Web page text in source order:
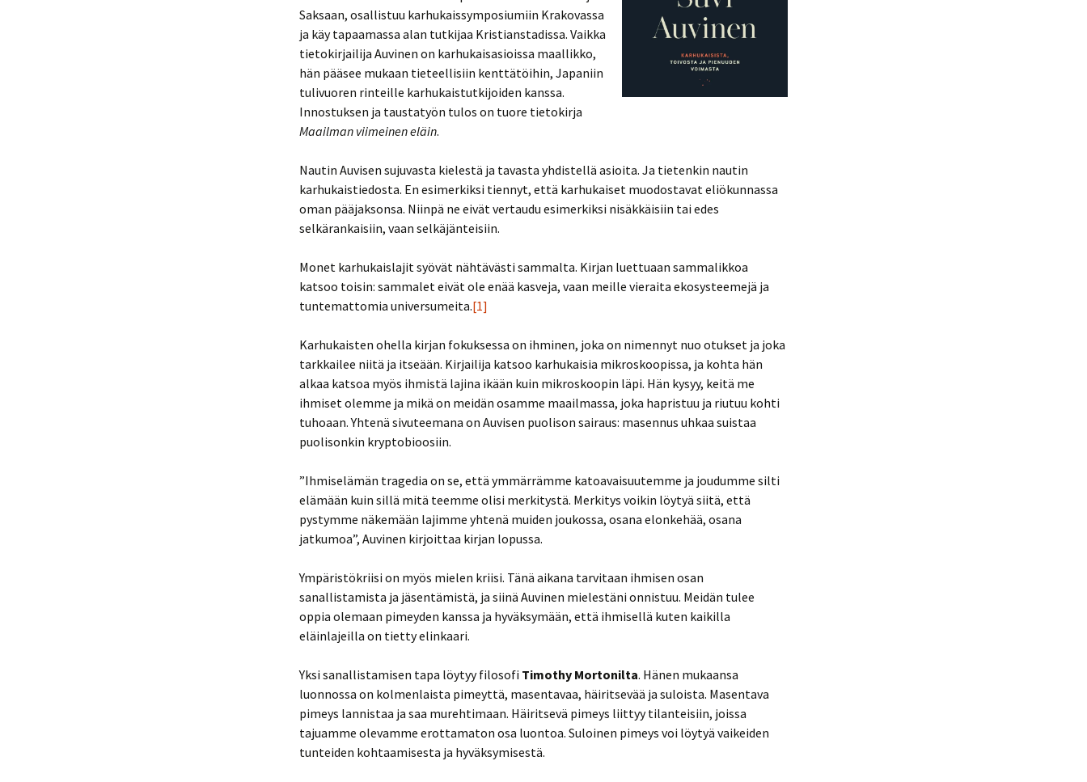
Saksaan, osallistuu karhukaissymposiumiin Krakovassa
ja käy tapaamassa alan tutkijaa Kristianstadissa. Vaikka
tietokirjailija Auvinen on karhukaisasioissa maallikko,
hän pääsee mukaan tieteellisiin kenttätöihin, Japaniin
tulivuoren rinteille karhukaistutkijoiden kanssa.
Innostuksen ja taustatyön tulos on tuore tietokirja
Maailman viimeinen eläin.
Nautin Auvisen sujuvasta kielestä ja tavasta yhdistellä asioita. Ja tietenkin nautin
karhukaistiedosta. En esimerkiksi tiennyt, että karhukaiset muodostavat eliökunnassa
oman pääjaksonsa. Niinpä ne eivät vertaudu esimerkiksi nisäkkäisiin tai edes
selkärankaisiin, vaan selkäjänteisiin.
Monet karhukaislajit syövät nähtävästi sammalta. Kirjan luettuaan sammalikkoa
katsoo toisin: sammalet eivät ole enää kasveja, vaan meille vieraita ekosysteemejä ja
tuntemattomia universumeita.[1]
Karhukaisten ohella kirjan fokuksessa on ihminen, joka on nimennyt nuo otukset ja joka
tarkkailee niitä ja itseään. Kirjailija katsoo karhukaisia mikroskoopissa, ja kohta hän
alkaa katsoa myös ihmistä lajina ikään kuin mikroskoopin läpi. Hän kysyy, keitä me
ihmiset olemme ja mikä on meidän osamme maailmassa, joka hapristuu ja riutuu kohti
tuhoaan. Yhtenä sivuteemana on Auvisen puolison sairaus: masennus uhkaa suistaa
puolisonkin kryptobioosiin.
”Ihmiselämän tragedia on se, että ymmärrämme katoavaisuutemme ja joudumme silti
elämään kuin sillä mitä teemme olisi merkitystä. Merkitys voikin löytyä siitä, että
pystymme näkemään lajimme yhtenä muiden joukossa, osana elonkehää, osana
jatkumoa”, Auvinen kirjoittaa kirjan lopussa.
Ympäristökriisi on myös mielen kriisi. Tänä aikana tarvitaan ihmisen osan
sanallistamista ja jäsentämistä, ja siinä Auvinen mielestäni onnistuu. Meidän tulee
oppia olemaan pimeyden kanssa ja hyväksymään, että ihmisellä kuten kaikilla
eläinlajeilla on tietty elinkaari.
Yksi sanallistamisen tapa löytyy filosofi Timothy Mortonilta. Hänen mukaansa
luonnossa on kolmenlaista pimeyttä, masentavaa, häiritsevää ja suloista. Masentava
pimeys lannistaa ja saa murehtimaan. Häiritsevä pimeys liittyy tilanteisiin, joissa
tajuamme olevamme erottamaton osa luontoa. Suloinen pimeys voi löytyä vaikeiden
tunteiden kohtaamisesta ja hyväksymisestä.